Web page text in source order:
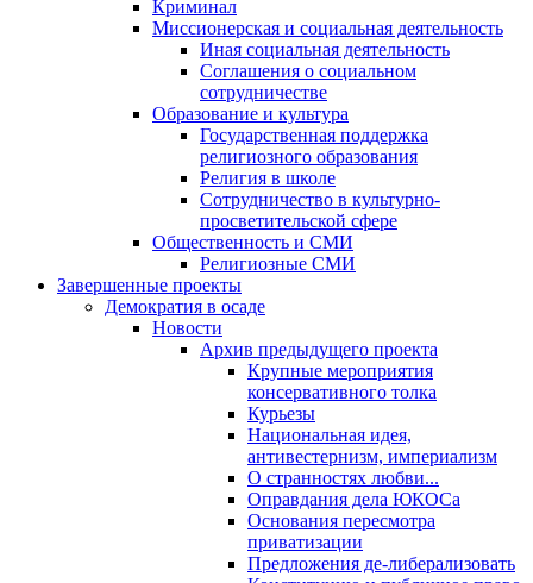
Криминал
Миссионерская и социальная деятельность
Иная социальная деятельность
Соглашения о социальном
сотрудничестве
Образование и культура
Государственная поддержка
религиозного образования
Религия в школе
Сотрудничество в культурно-
просветительской сфере
Общественность и СМИ
Религиозные СМИ
Завершенные проекты
Демократия в осаде
Новости
Архив предыдущего проекта
Крупные мероприятия
консервативного толка
Курьезы
Национальная идея,
антивестернизм, империализм
О странностях любви...
Оправдания дела ЮКОСа
Основания пересмотра
приватизации
Предложения де-либерализовать